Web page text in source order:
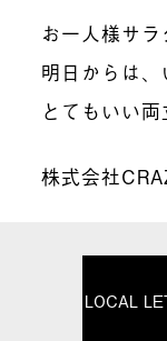
お一人様サ
明日からは、
とてもいい両
株式会社
LOCAL